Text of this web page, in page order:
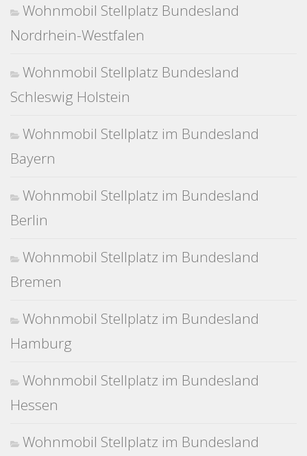
Wohnmobil Stellplatz Bundesland
Nordrhein-Westfalen
Wohnmobil Stellplatz Bundesland
Schleswig Holstein
Wohnmobil Stellplatz im Bundesland
Bayern
Wohnmobil Stellplatz im Bundesland
Berlin
Wohnmobil Stellplatz im Bundesland
Bremen
Wohnmobil Stellplatz im Bundesland
Hamburg
Wohnmobil Stellplatz im Bundesland
Hessen
Wohnmobil Stellplatz im Bundesland